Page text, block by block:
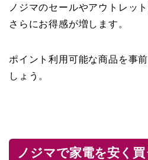
ノジマのセールやアウトレッ
さらにお得感が増します。
ポイント利用可能な商品を事
しょう。
ノジマで家電を安く